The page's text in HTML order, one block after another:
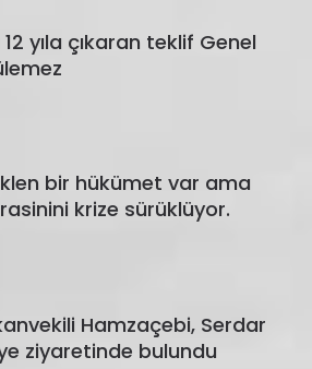
yıla çıkaran teklif Genel
bir hükümet var ama
krize sürüklüyor.
Hamzaçebi, Serdar
ziyaretinde bulundu